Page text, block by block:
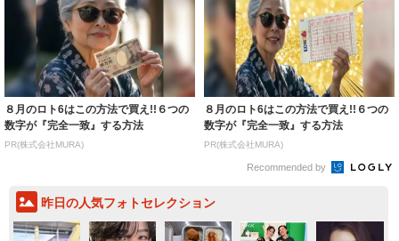
８月のロト6はこの方法で買え!!６つの
数字が『完全一致』する方法
PR(株式会社MURA)
８月のロト6はこの方法で買え!!６つの
数字が『完全一致』する方法
PR(株式会社MURA)
Recommended by
昨日の人気フォトセレクション